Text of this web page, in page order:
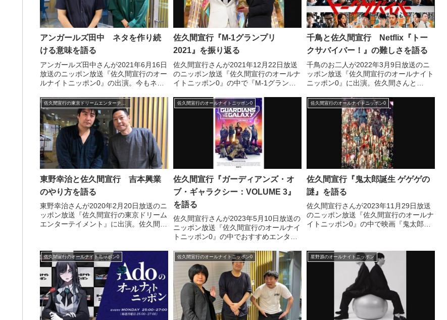
アンガールズ田中 ネタを作り続
ける意味を語る
アンガールズ田中さんが2021年6月16日
放送のニッポン放送『佐久間宣行のオー
ルナイトニッポン0』の出演。今もネタ
ました。
佐久間宣行『M-1グランプリ
2021』を振り返る
佐久間宣行さんが2021年12月22日放送
のニッポン放送『佐久間宣行のオールナ
イトニッポン0』の中で『M-1グランプ
ッと来たポイントなどを話していまし
た。
千鳥と佐久間宣行 Netflix『トー
クサバイバー！』の難しさを語る
千鳥のお二人が2022年3月9日放送のニ
ッポン放送『佐久間宣行のオールナイト
ニッポン0』に出演。佐久間さんと
話す中でそのトークの難しさや極限まで
追い詰められた撮影現場の様子などを話
していました。
東野幸治と佐久間宣行 吉本興業
のやり方を語る
東野幸治さんが2020年2月20日放送のニ
ッポン放送『佐久間宣行の東京ドリーム
エンターテイメント』に出演。佐久間宣
東京ドリームエンターテインメント?２
組目のゲスト、東野...
佐久間宣行のオールナイトニッポン0
佐久間宣行『ガーディアンズ・オ
ブ・ギャラクシー：VOLUME 3』
を語る
佐久間宣行さんが2023年5月10日放送の
ニッポン放送『佐久間宣行のオールナイ
トニッポン0』の中でおすすめエンタメ
クシー：VOLUME 3』を紹介していまし
た。
佐久間宣行のオールナイトニッポン0
佐久間宣行『鬼太郎誕生 ゲゲゲの
謎』を語る
佐久間宣行さんが2023年11月29日放送
のニッポン放送『佐久間宣行のオールナ
イトニッポン0』の中で映画『鬼太郎誕
佐久間宣行のオールナイトニッポン0 佐久間宣行のオールナイトニッポン0 星野源のオールナイトニッポン